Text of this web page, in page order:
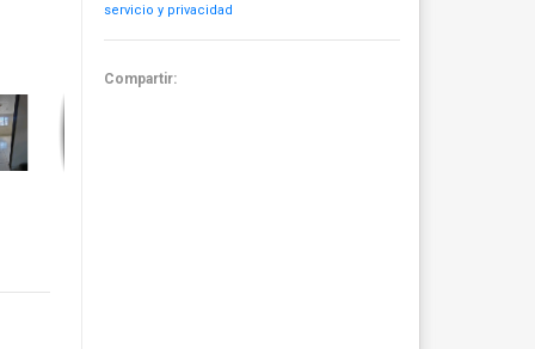
servicio y privacidad
Compartir: